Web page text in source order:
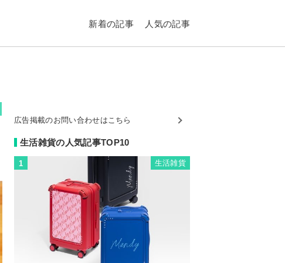
新着の記事 人気の記事
広告掲載のお問い合わせはこちら
生活雑貨の人気記事TOP10
1 生活雑貨